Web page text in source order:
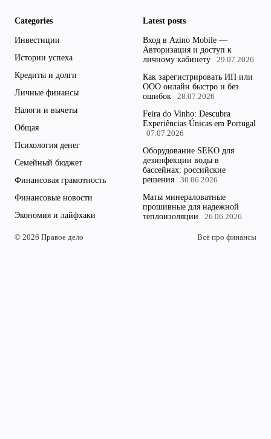
Categories
Инвестиции
Истории успеха
Кредиты и долги
Личные финансы
Налоги и вычеты
Общая
Психология денег
Семейный бюджет
Финансовая грамотность
Финансовые новости
Экономия и лайфхаки
Latest posts
Вход в Azino Mobile —
Авторизация и доступ к
личному кабинету
29.07.2026
Как зарегистрировать ИП или
ООО онлайн быстро и без
ошибок
28.07.2026
Feira do Vinho: Descubra
Experiências Únicas em Portugal
07.07.2026
Оборудование SEKO для
дезинфекции воды в
бассейнах: российские
решения
30.06.2026
Маты минераловатные
прошивные для надежной
теплоизоляции
26.06.2026
© 2026 Правое дело Всё про финансы